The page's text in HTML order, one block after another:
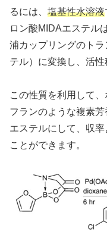
るには、 塩基性水溶液
ロン酸MIDAエステル
浦カップリングのト
テル）に変換し、活性
この性質を利用して
フランのような複素
エステルにして、収
ことができます。